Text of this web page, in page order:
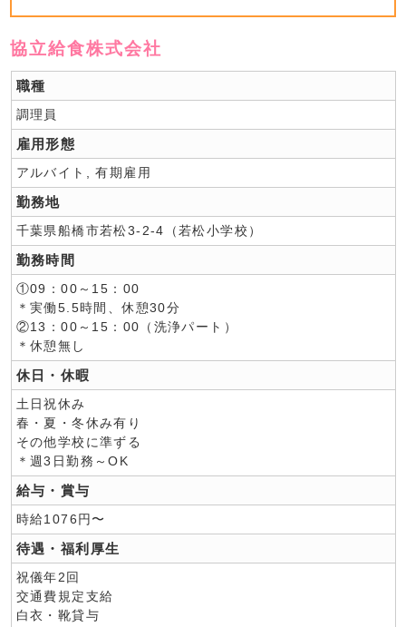
協立給食株式会社
職種
調理員
雇用形態
アルバイト, 有期雇用
勤務地
千葉県船橋市若松3-2-4（若松小学校）
勤務時間
①09：00～15：00
＊実働5.5時間、休憩30分
②13：00～15：00（洗浄パート）
＊休憩無し
休日・休暇
土日祝休み
春・夏・冬休み有り
その他学校に準ずる
＊週3日勤務～OK
給与・賞与
時給1076円〜
待遇・福利厚生
祝儀年2回
交通費規定支給
白衣・靴貸与